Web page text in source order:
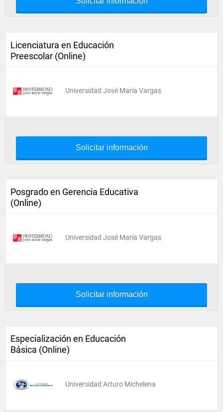
Licenciatura en Educación
Preescolar (Online)
Universidad José María Vargas
Solicitar información
Posgrado en Gerencia Educativa
(Online)
Universidad José María Vargas
Solicitar información
Especialización en Educación
Básica (Online)
Universidad Arturo Michelena